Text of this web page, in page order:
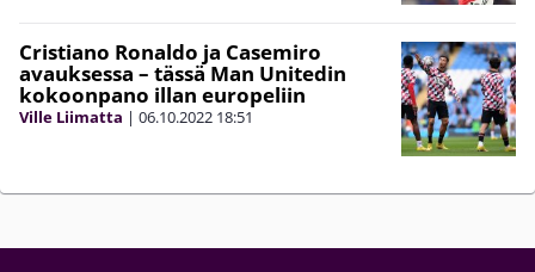
Cristiano Ronaldo ja Casemiro
avauksessa – tässä Man Unitedin
kokoonpano illan europeliin
Ville Liimatta | 06.10.2022 18:51